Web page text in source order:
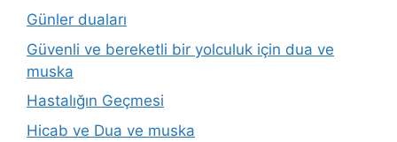
Günler duaları
Güvenli ve bereketli bir yolculuk için dua ve
muska
Hastalığın Geçmesi
Hicab ve Dua ve muska